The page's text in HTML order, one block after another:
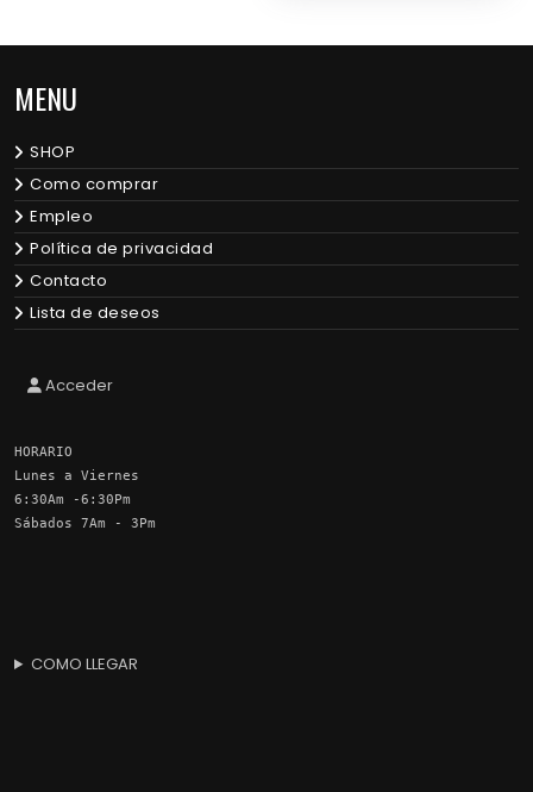
MENU
SHOP
Como comprar
Empleo
Política de privacidad
Contacto
Lista de deseos
Acceder
HORARIO
Lunes a Viernes
6:30Am -6:30Pm
Sábados 7Am - 3Pm
COMO LLEGAR